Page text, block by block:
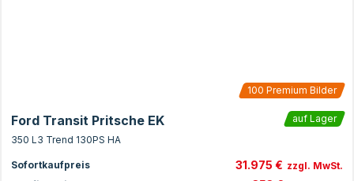
100 Premium Bilder
Ford Transit Pritsche EK
auf Lager
350 L3 Trend 130PS HA
Sofortkaufpreis 31.975 € zzgl. MwSt.